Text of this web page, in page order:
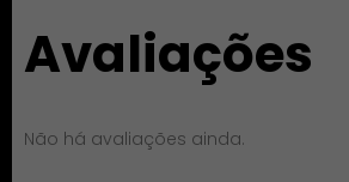
Avaliações
Não há avaliações ainda.